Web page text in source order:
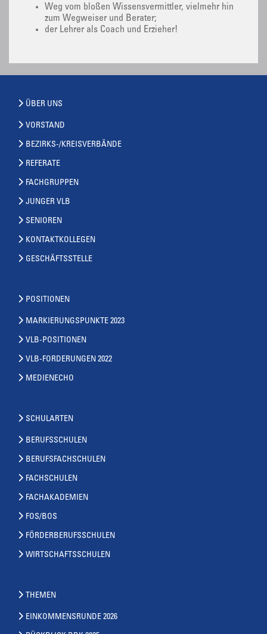
Weg vom bloßen Wissensvermittler, vielmehr hin
zum Wegweiser und Berater;
der Lehrer als Coach und Erzieher!
ÜBER UNS
VORSTAND
BEZIRKS-/KREISVERBÄNDE
REFERATE
FACHGRUPPEN
JUNGER VLB
SENIOREN
KONTAKTKOLLEGEN
GESCHÄFTSSTELLE
POSITIONEN
MARKIERUNGSPUNKTE 2023
VLB-POSITIONEN
VLB-FORDERUNGEN 2022
MEDIENECHO
SCHULARTEN
BERUFSSCHULEN
BERUFSFACHSCHULEN
FACHSCHULEN
FACHAKADEMIEN
FOS/BOS
FÖRDERBERUFSSCHULEN
WIRTSCHAFTSSCHULEN
THEMEN
EINKOMMENSRUNDE 2026